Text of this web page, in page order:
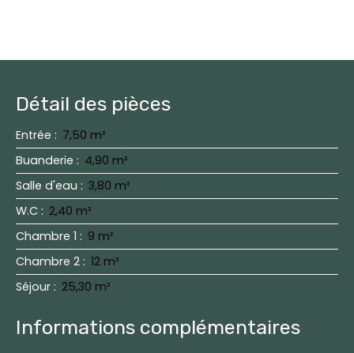
Détail des pièces
Entrée : 7,50 m²
Buanderie : 4,90 m²
Salle d'eau : 3,80 m²
W.C : 2,40 m²
Chambre 1 : 9 m²
Chambre 2 : 12 m²
Séjour : 25,30 m²
Informations complémentaires